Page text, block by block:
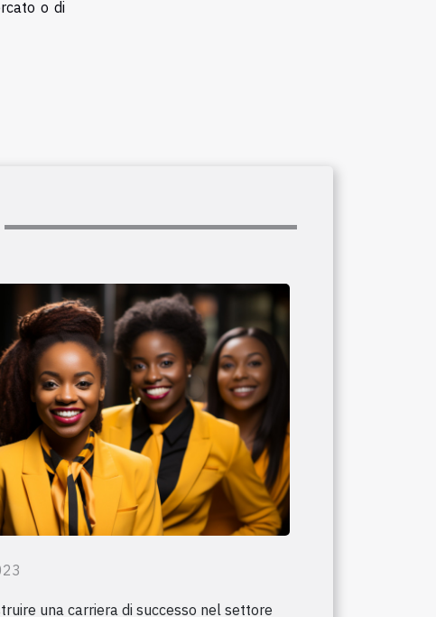
o di
una carriera di successo nel settore